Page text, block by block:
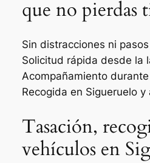
que no pierdas
Sin distracciones ni
Solicitud rápida desde la
Acompañamiento
Recogida en Sigueruelo
Tasación,
vehículos en